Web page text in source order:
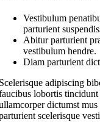
Vestibulum
parturient
Abitur parturient
vestibulum hendre.
Diam parturient
adipiscing
lobortis tincidunt
dictumst
scelerisque